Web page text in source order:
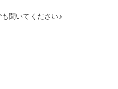
聞いてください♪